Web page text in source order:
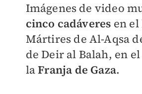
Imágenes de video
cinco cadáveres en
Mártires de Al-Aqsa
de Deir al Balah, en
laFranja de Gaza.